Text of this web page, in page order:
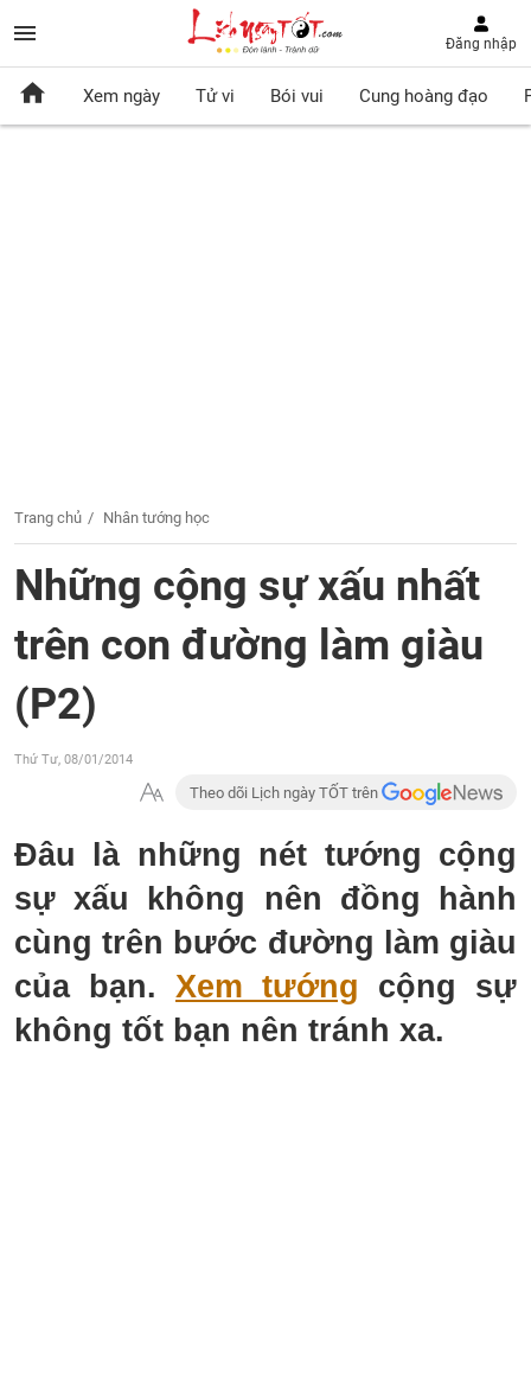
Đăng nhập
Xem ngày Tử vi Bói vui Cung hoàng đạo
Trang chủ Nhân tướng học
Những cộng sự xấu nhất
trên con đường làm giàu
(P2)
Thứ Tư, 08/01/2014
Theo dõi Lịch ngày TỐT trên
Đâu là những nét tướng cộng
sự xấu không nên đồng hành
cùng trên bước đường làm giàu
của bạn. Xem tướng cộng sự
không tốt bạn nên tránh xa.